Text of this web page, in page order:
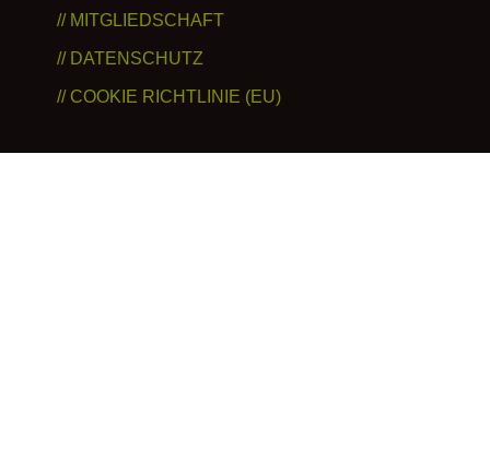
// MITGLIEDSCHAFT
// DATENSCHUTZ
// COOKIE RICHTLINIE (EU)